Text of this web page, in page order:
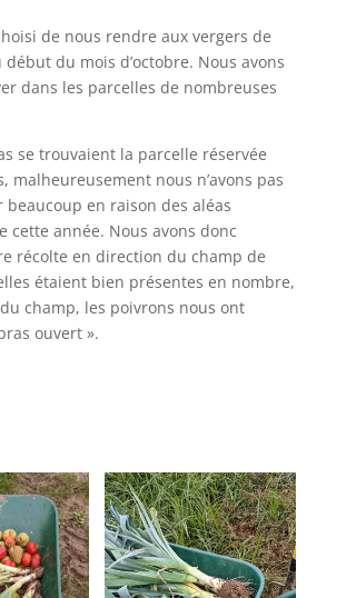
de nous rendre aux vergers de
du mois d’octobre. Nous avons
dans les parcelles de nombreuses
se trouvaient la parcelle réservée
malheureusement nous n’avons pas
beaucoup en raison des aléas
cette année. Nous avons donc
récolte en direction du champ de
étaient bien présentes en nombre,
champ, les poivrons nous ont
ouvert ».